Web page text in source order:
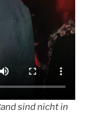
sind nicht in